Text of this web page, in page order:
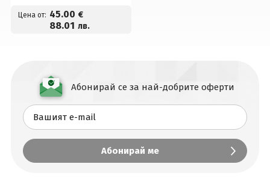
Цена от: 45.00 €
88.01 лв.
Абонирай се за най-добрите оферти